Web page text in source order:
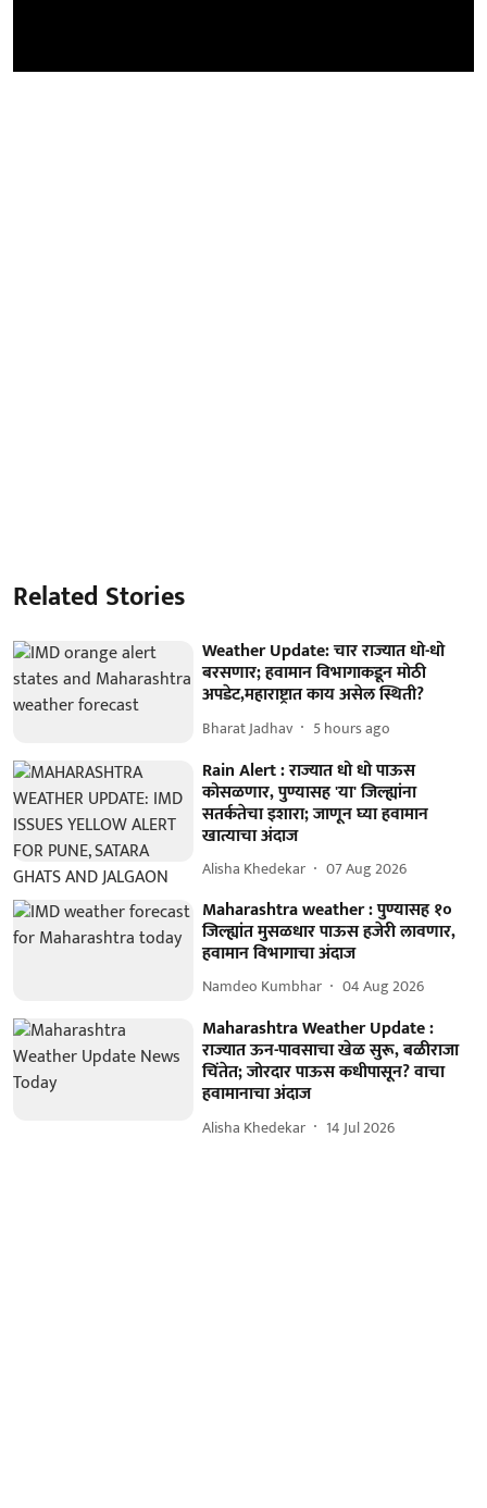
Related Stories
Weather Update: चार राज्यात धो-धो
बरसणार; हवामान विभागाकडून मोठी
अपडेट,महाराष्ट्रात काय असेल स्थिती?
Bharat Jadhav 5 hours ago
Rain Alert : राज्यात धो धो पाऊस
कोसळणार, पुण्यासह 'या' जिल्ह्यांना
सतर्कतेचा इशारा; जाणून घ्या हवामान
खात्याचा अंदाज
Alisha Khedekar 07 Aug 2026
Maharashtra weather : पुण्यासह १०
जिल्ह्यांत मुसळधार पाऊस हजेरी लावणार,
हवामान विभागाचा अंदाज
Namdeo Kumbhar 04 Aug 2026
Maharashtra Weather Update :
राज्यात ऊन-पावसाचा खेळ सुरू, बळीराजा
चिंतेत; जोरदार पाऊस कधीपासून? वाचा
हवामानाचा अंदाज
Alisha Khedekar 14 Jul 2026